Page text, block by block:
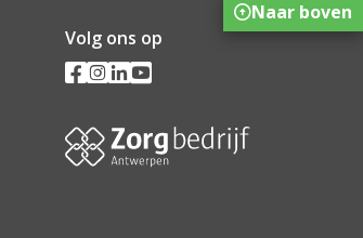
Volg ons op
Naar boven